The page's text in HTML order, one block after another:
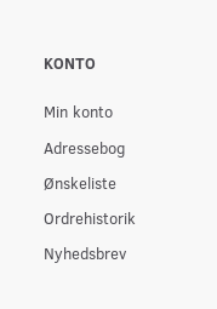
KONTO
Min konto
Adressebog
Ønskeliste
Ordrehistorik
Nyhedsbrev